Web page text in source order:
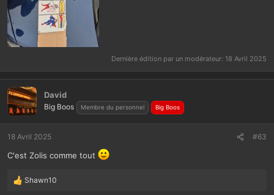
Dernière édition par un modérateur: 18 Avril 2025
David
Big Boos Membre du personnel Big Boos
18 Avril 2025 #63
C'est Zolis comme tout
L
Shawn10